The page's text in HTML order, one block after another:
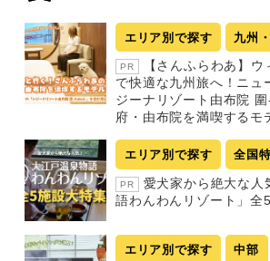
エリア別で探す 九州
PR
【さんふらわあ】ウ
で快適な九州旅へ！ニュ
ジーナリゾート由布院
府・由布院を満喫するモ
エリア別で探す 全国
PR
愛犬家から絶大な人
語わんわんリゾート」全
エリア別で探す 中部